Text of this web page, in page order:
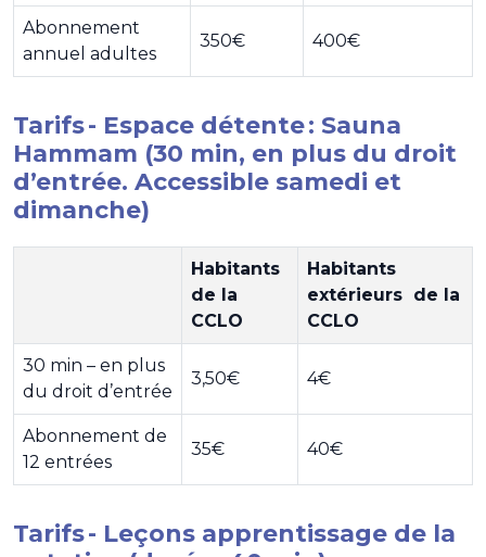
Abonnement
annuel adultes
350€ 400€
Tarifs - Espace détente : Sauna
Hammam (30 min, en plus du droit
d’entrée. Accessible samedi et
dimanche)
Habitants
de la
CCLO
Habitants
extérieurs de la
CCLO
30 min – en plus
du droit d’entrée
3,50€ 4€
Abonnement de
12 entrées
35€ 40€
Tarifs - Leçons apprentissage de la